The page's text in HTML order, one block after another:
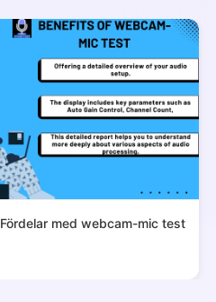
Fördelar med webcam-mic test